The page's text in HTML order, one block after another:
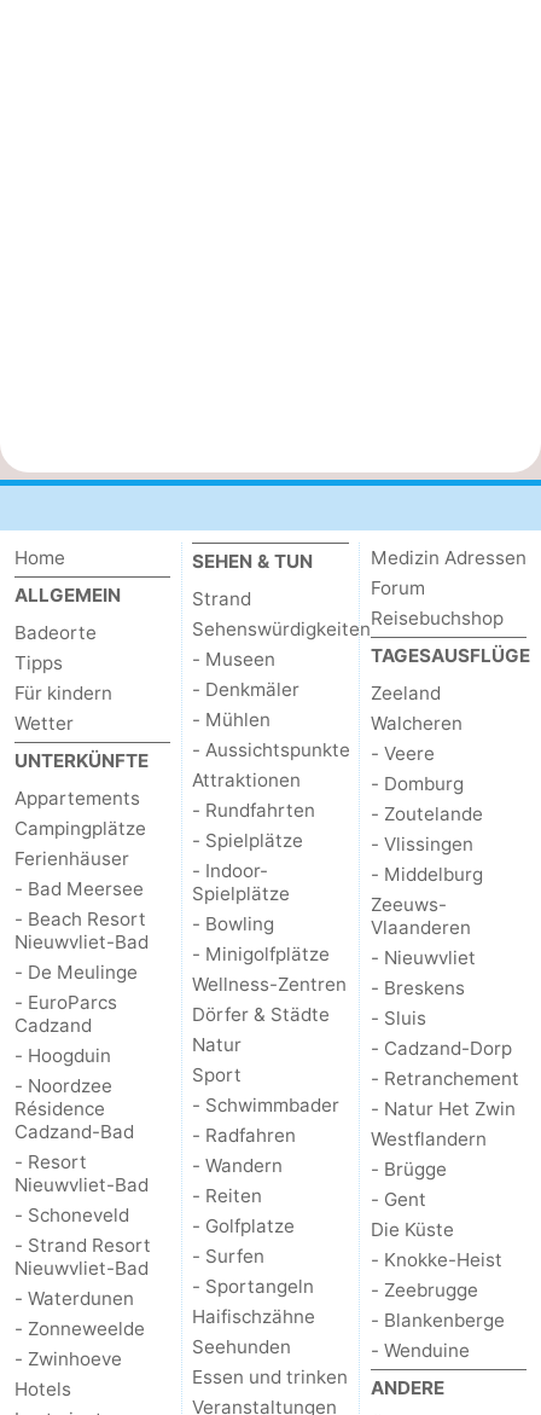
Home
ALLGEMEIN
Badeorte
Tipps
Für kindern
Wetter
UNTERKÜNFTE
Appartements
Campingplätze
Ferienhäuser
- Bad Meersee
- Beach Resort
Nieuwvliet-Bad
- De Meulinge
- EuroParcs
Cadzand
- Hoogduin
- Noordzee
Résidence
Cadzand-Bad
- Resort
Nieuwvliet-Bad
- Schoneveld
- Strand Resort
Nieuwvliet-Bad
- Waterdunen
- Zonneweelde
- Zwinhoeve
Hotels
SEHEN & TUN
Strand
Sehenswürdigkeiten
- Museen
- Denkmäler
- Mühlen
- Aussichtspunkte
Attraktionen
- Rundfahrten
- Spielplätze
- Indoor-
Spielplätze
- Bowling
- Minigolfplätze
Wellness-Zentren
Dörfer & Städte
Natur
Sport
- Schwimmbader
- Radfahren
- Wandern
- Reiten
- Golfplatze
- Surfen
- Sportangeln
Haifischzähne
Seehunden
Essen und trinken
Veranstaltungen
Medizin Adressen
Forum
Reisebuchshop
TAGESAUSFLÜGE
Zeeland
Walcheren
- Veere
- Domburg
- Zoutelande
- Vlissingen
- Middelburg
Zeeuws-
Vlaanderen
- Nieuwvliet
- Breskens
- Sluis
- Cadzand-Dorp
- Retranchement
- Natur Het Zwin
Westflandern
- Brügge
- Gent
Die Küste
- Knokke-Heist
- Zeebrugge
- Blankenberge
- Wenduine
ANDERE